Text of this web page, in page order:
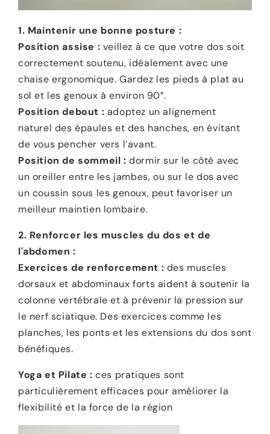
1. Maintenir une bonne posture :
Position assise : veillez à ce que votre dos soit
correctement soutenu, idéalement avec une
chaise ergonomique. Gardez les pieds à plat au
sol et les genoux à environ 90°.
Position debout : adoptez un alignement
naturel des épaules et des hanches, en évitant
de vous pencher vers l’avant.
Position de sommeil : dormir sur le côté avec
un oreiller entre les jambes, ou sur le dos avec
un coussin sous les genoux, peut favoriser un
meilleur maintien lombaire.
2. Renforcer les muscles du dos et de
l'abdomen :
Exercices de renforcement : des muscles
dorsaux et abdominaux forts aident à soutenir la
colonne vertébrale et à prévenir la pression sur
le nerf sciatique. Des exercices comme les
planches, les ponts et les extensions du dos sont
bénéfiques.
Yoga et Pilate : ces pratiques sont
particulièrement efficaces pour améliorer la
flexibilité et la force de la région